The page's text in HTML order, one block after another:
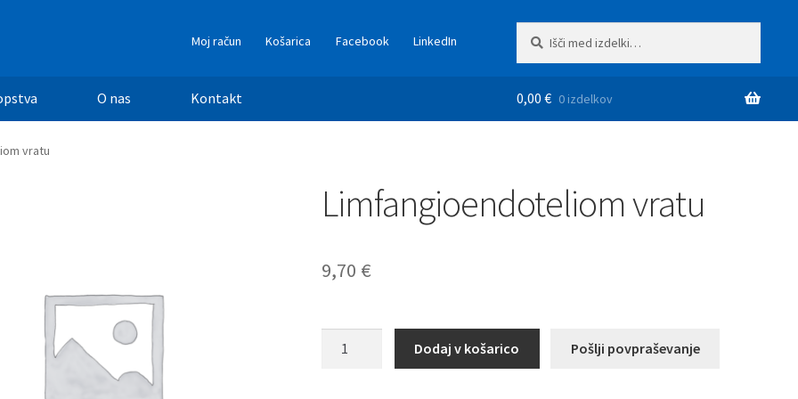
Moj račun Košarica Facebook LinkedIn
O nas Kontakt 0,00€ 0 izdelkov
vratu
Limfangioendoteliom vratu
9,70 €
Dodaj v košarico Pošlji povpraševanje